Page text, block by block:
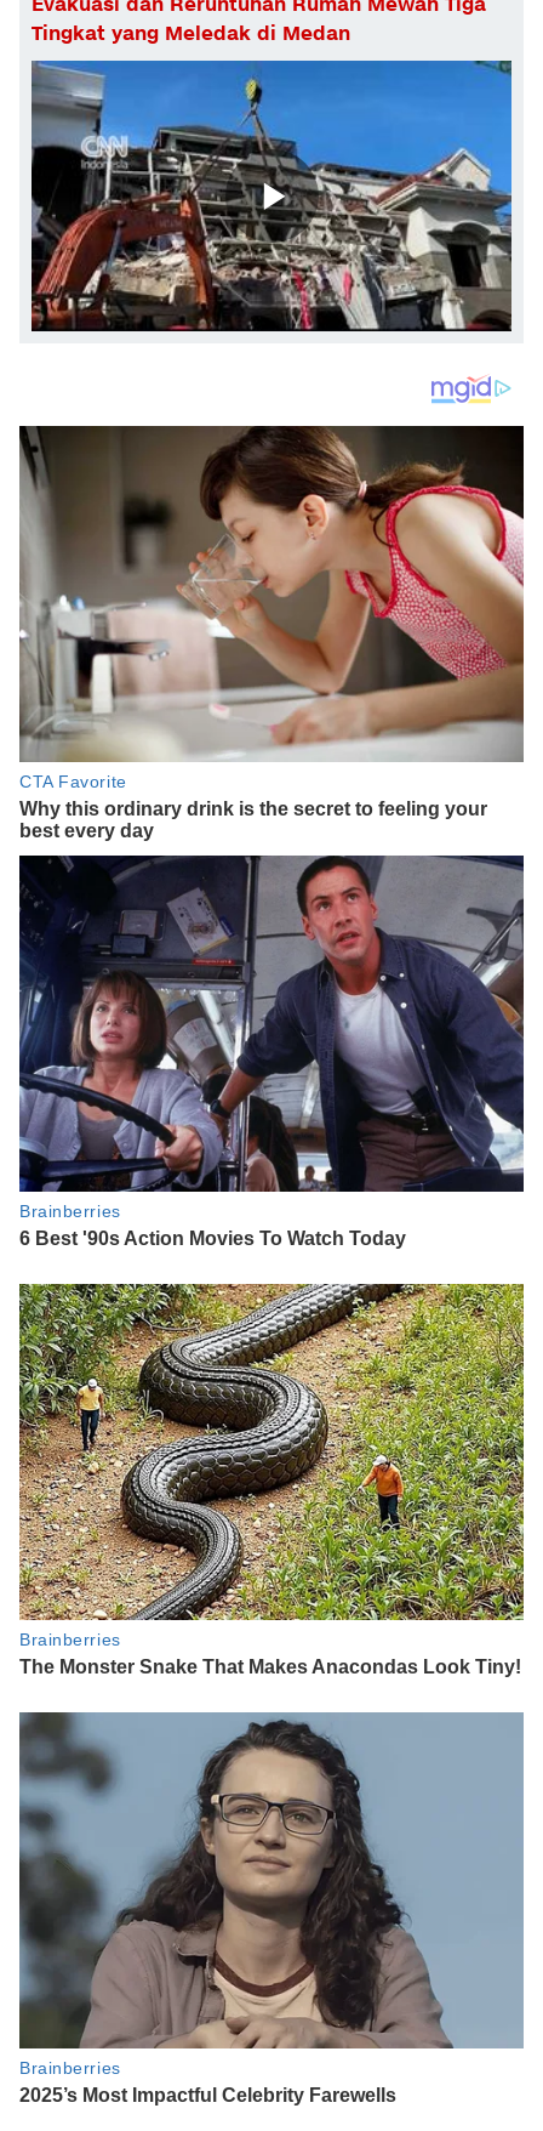
Evakuasi dan Reruntuhan Rumah Mewah Tiga
Tingkat yang Meledak di Medan